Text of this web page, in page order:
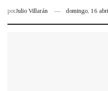
porJulio Villarán domingo, 16